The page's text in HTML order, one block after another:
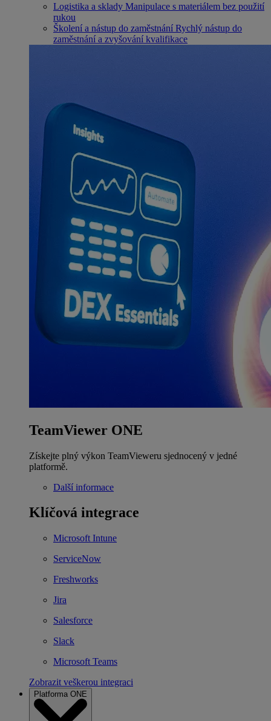
Logistika a sklady Manipulace s materiálem bez použití
rukou
Školení a nástup do zaměstnání Rychlý nástup do
zaměstnání a zvyšování kvalifikace
TeamViewer ONE
Získejte plný výkon TeamVieweru sjednocený v jedné
platformě.
Další informace
Klíčová integrace
Microsoft Intune
ServiceNow
Freshworks
Jira
Salesforce
Slack
Microsoft Teams
Zobrazit veškerou integraci
Platforma ONE